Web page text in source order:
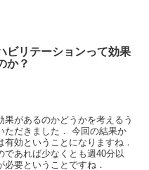
ビリテーションって効果
か？
があるのかどうかを考えるう
ただきました． 今回の結果か
効ということになりますね．
であれば少なくとも週40分以
必要ということですね．